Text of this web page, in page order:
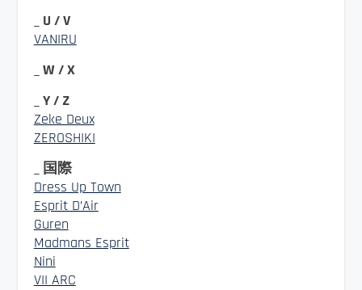
_ U / V
VANIRU
_ W / X
_ Y / Z
Zeke Deux
ZEROSHIKI
_ 国際
Dress Up Town
Esprit D’Air
Guren
Madmans Esprit
Nini
VII ARC